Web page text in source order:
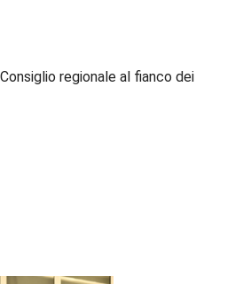
regionale al fianco dei